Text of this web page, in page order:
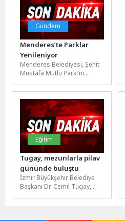
Gündem
Menderes’te Parklar
Yenileniyor
Menderes Belediyesi, Şehit
Mustafa Mutlu Parkı’nı
parklara bir yenisini daha
ekledi.Menderes...
Eğitim
Tugay, mezunlarla pilav
gününde buluştu
İzmir Büyükşehir Belediye
Başkanı Dr. Cemil Tugay,